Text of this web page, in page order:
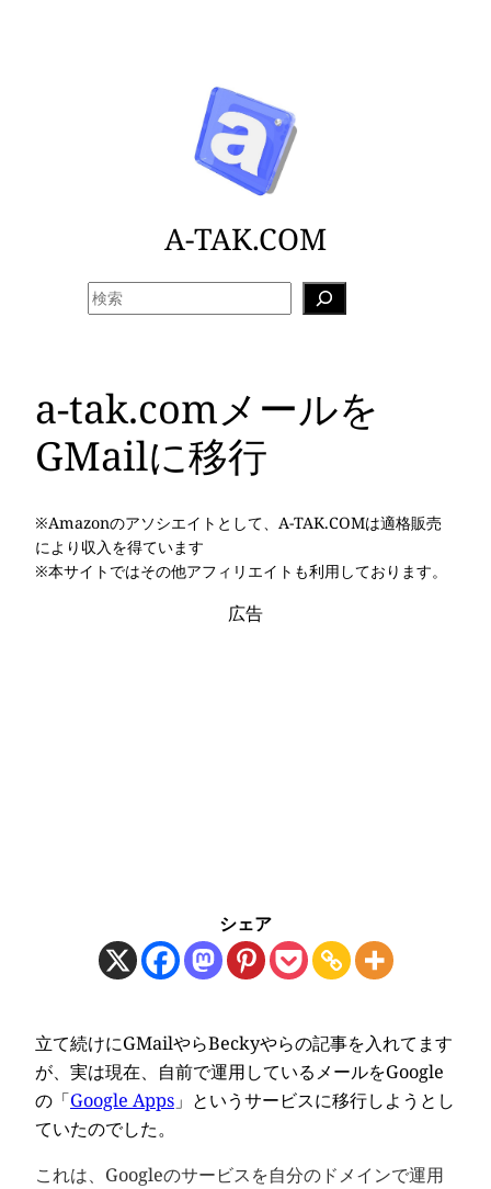
A-TAK.COM
a-tak.comメールを
GMailに移行
※Amazonのアソシエイトとして、A-TAK.COMは適格販売
により収入を得ています
※本サイトではその他アフィリエイトも利用しております。
広告
シェア
立て続けにGMailやらBeckyやらの記事を入れてます
が、実は現在、自前で運用しているメールをGoogle
の「Google Apps 」というサービスに移行しようとし
ていたのでした。
これは、Googleのサービスを自分のドメインで運用